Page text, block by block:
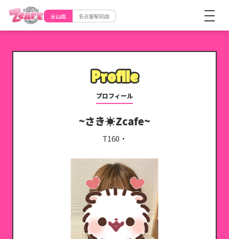
金山店 名古屋駅前店
Profile
Profile
プロフィール
さき☀️Zcafe
T160・